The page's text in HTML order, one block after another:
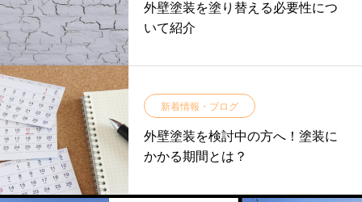
外壁塗装を塗り替える必要性につ
いて紹介
新着情報・ブログ
外壁塗装を検討中の方へ！塗装に
かかる期間とは？